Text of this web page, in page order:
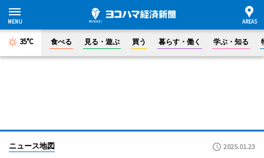
35°C 食べる 見る・遊ぶ 買う 暮らす・働く 学ぶ・知る
ニュース地図 2025.01.23